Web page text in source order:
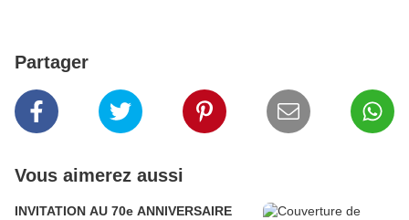
Partager
Vous aimerez aussi
INVITATION AU 70e ANNIVERSAIRE